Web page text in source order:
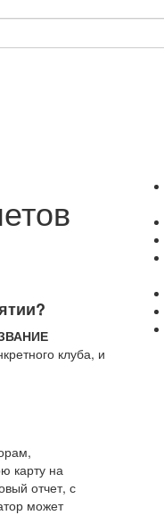
клуба, и
карту на
отчет, с
может